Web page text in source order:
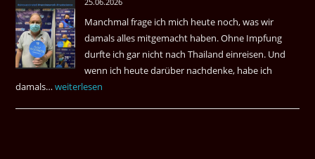
25.06.2026
Manchmal frage ich mich heute noch, was wir
damals alles mitgemacht haben. Ohne Impfung
durfte ich gar nicht nach Thailand einreisen. Und
wenn ich heute darüber nachdenke, habe ich
damals…Das
weiterlesen